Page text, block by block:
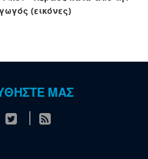
(εικόνες)
ΜΑΣ